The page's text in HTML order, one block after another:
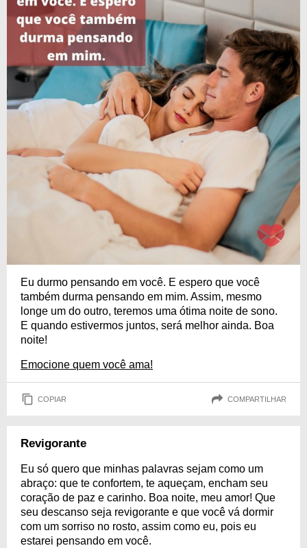
Eu durmo pensando em você. E espero que você
também durma pensando em mim. Assim, mesmo
longe um do outro, teremos uma ótima noite de sono.
E quando estivermos juntos, será melhor ainda. Boa
noite!
Emocione quem você ama!
COPIAR COMPARTILHAR
Revigorante
Eu só quero que minhas palavras sejam como um
abraço: que te confortem, te aqueçam, encham seu
coração de paz e carinho. Boa noite, meu amor! Que
seu descanso seja revigorante e que você vá dormir
com um sorriso no rosto, assim como eu, pois eu
estarei pensando em você.